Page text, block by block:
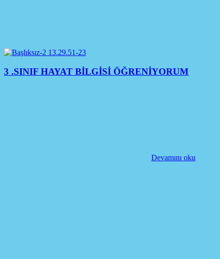
3 .SINIF HAYAT BİLGİSİ ÖĞRENİYORUM
Devamını oku